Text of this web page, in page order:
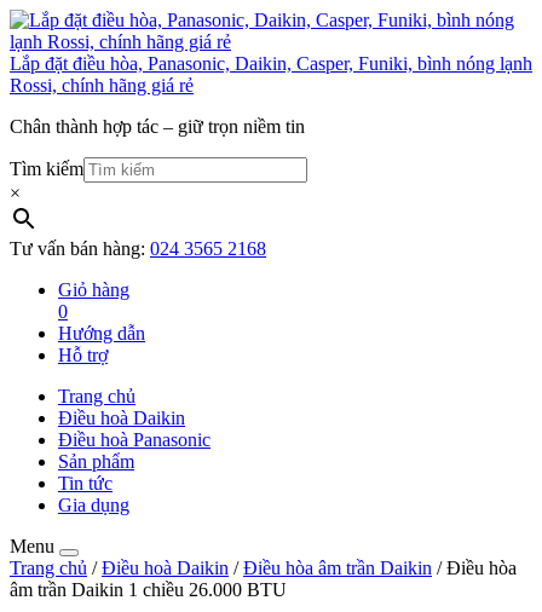
Lắp đặt điều hòa, Panasonic, Daikin, Casper, Funiki, bình nóng lạnh
Rossi, chính hãng giá rẻ
Chân thành hợp tác – giữ trọn niềm tin
Tìm kiếm
×
Tư vấn bán hàng: 024 3565 2168
Giỏ hàng
0
Hướng dẫn
Hỗ trợ
Trang chủ
Điều hoà Daikin
Điều hoà Panasonic
Sản phẩm
Tin tức
Gia dụng
Menu
Trang chủ /Điều hoà Daikin /Điều hòa âm trần Daikin / Điều hòa
âm trần Daikin 1 chiều 26.000 BTU